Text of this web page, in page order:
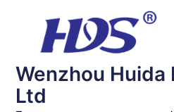
Wenzhou Huida
Ltd